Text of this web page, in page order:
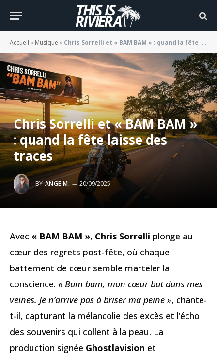
Accueil » Musique » Chris Sorrelli et « BAM BAM » : quand la fête laisse des traces
Chris Sorrelli et « BAM BAM »
: quand la fête laisse des
traces
BY ANGE M. 20/09/2025
Avec « BAM BAM », Chris Sorrelli plonge au
cœur des regrets post-fête, où chaque
battement de cœur semble marteler la
conscience. « Bam bam, mon cœur bat dans mes
veines. Je n’arrive pas à briser ma peine », chante-
t-il, capturant la mélancolie des excès et l’écho
des souvenirs qui collent à la peau. La
production signée Ghostlavision et